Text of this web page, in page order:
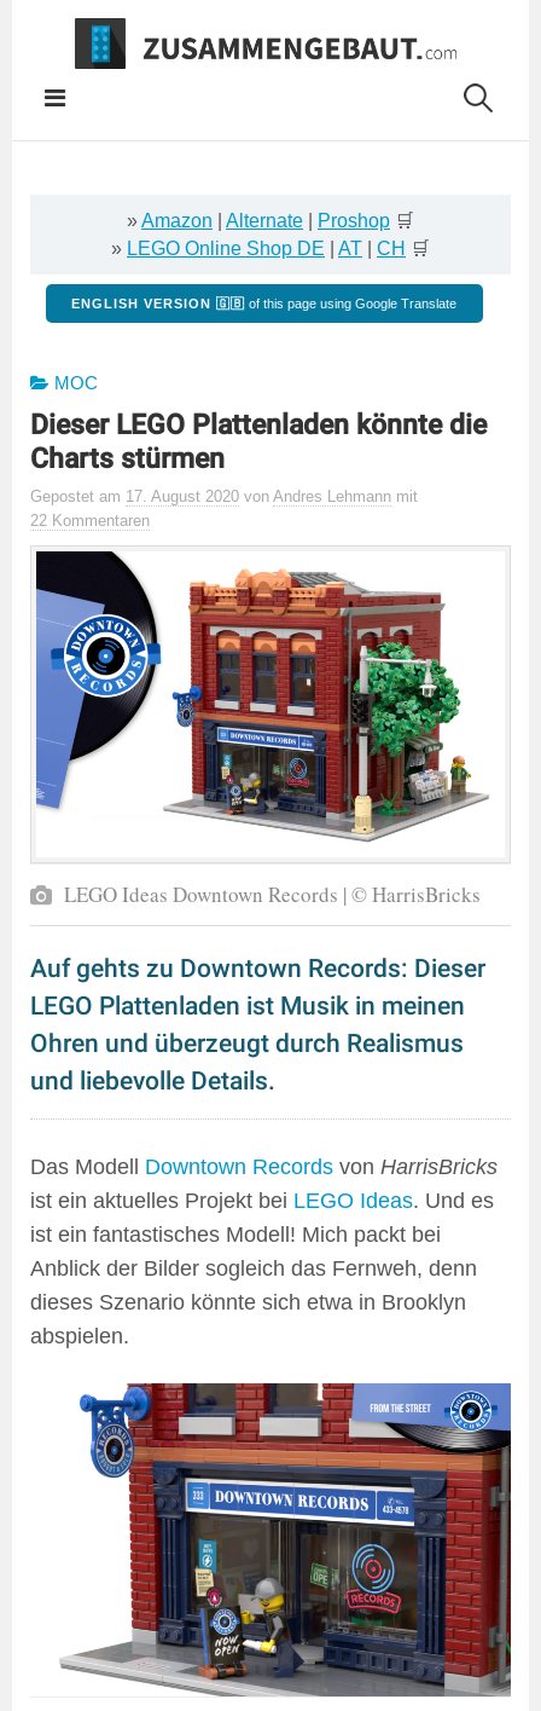
Springe
Inhalt
»Amazon Alternate Proshop 🛒
» LEGO Online Shop DE AT CH 🛒
ENGLISH VERSION 🇬🇧 of this page using Google Translate
MOC
Dieser LEGO Plattenladen könnte die
Charts stürmen
Gepostet am 17. August 2020 von Andres Lehmann mit
22 Kommentaren
LEGO Ideas Downtown Records | © HarrisBricks
Auf gehts zu Downtown Records: Dieser
LEGO Plattenladen ist Musik in meinen
Ohren und überzeugt durch Realismus
und liebevolle Details.
Das Modell Downtown Records von HarrisBricks
ist ein aktuelles Projekt bei LEGO Ideas. Und es
ist ein fantastisches Modell! Mich packt bei
Anblick der Bilder sogleich das Fernweh, denn
dieses Szenario könnte sich etwa in Brooklyn
abspielen.